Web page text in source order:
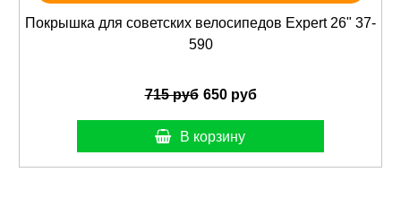
Покрышка для советских велосипедов Expert 26" 37-
590
715 руб 650 руб
В корзину